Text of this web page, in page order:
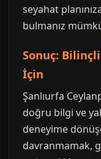
seyahat
bulmanız
Sonuç:
İçin
Şanlıurfa
doğru bilgi ve
deneyime
davranmamak,